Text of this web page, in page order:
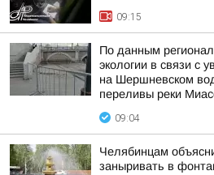
09:15
По данным
экологии в связи с
на Шершневском
переливы реки
09:04
Челябинцам
заныривать в